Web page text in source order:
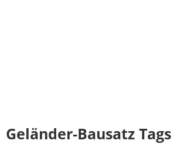
Geländer-Bausatz Tags